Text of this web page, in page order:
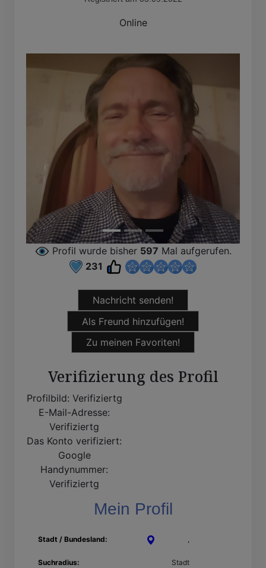
Online
Profil wurde bisher 597 Mal aufgerufen.
231
Nachricht senden!
Als Freund hinzufügen!
Zu meinen Favoriten!
Verifizierung des Profil
Profilbild: Verifiziertg
E-Mail-Adresse:
Verifiziertg
Das Konto verifiziert:
Google
Handynummer:
Verifiziertg
Mein Profil
Stadt / Bundesland: ,
Suchradius: Stadt